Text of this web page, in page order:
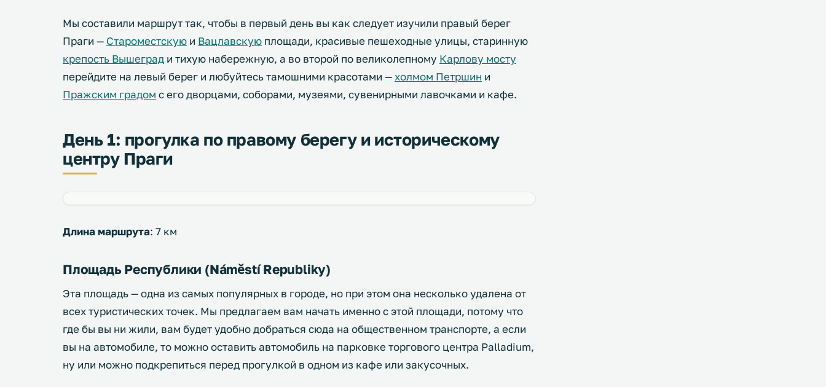
Мы составили маршрут так, чтобы в первый день вы как следует изучили правый берег
Праги — Староместскую и Вацлавскую площади, красивые пешеходные улицы, старинную
крепость Вышеград и тихую набережную, а во второй по великолепному Карлову мосту
перейдите на левый берег и любуйтесь тамошними красотами —холмом Петршин и
Пражским градом с его дворцами, соборами, музеями, сувенирными лавочками и кафе.
День 1: прогулка по правому берегу и историческому
центру Праги
Длина маршрута: 7 км
Площадь Республики (Náměstí Republiky)
Эта площадь — одна из самых популярных в городе, но при этом она несколько удалена от
всех туристических точек. Мы предлагаем вам начать именно с этой площади, потому что
где бы вы ни жили, вам будет удобно добраться сюда на общественном транспорте, а если
вы на автомобиле, то можно оставить автомобиль на парковке торгового центра Palladium,
ну или можно подкрепиться перед прогулкой в одном из кафе или закусочных.